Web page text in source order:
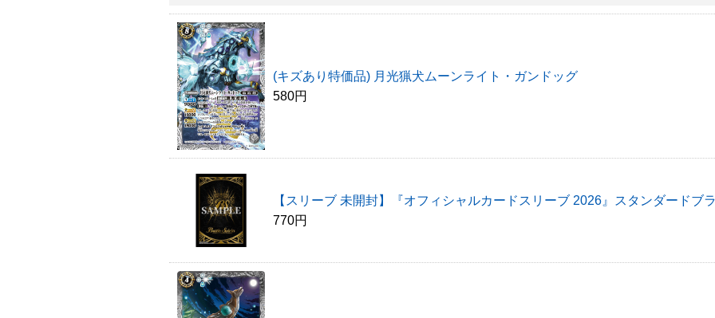
(キズあり特価品) 月光猟犬ムーンライト・ガンドッグ
580円
【スリーブ 未開封】『オフィシャルカードスリーブ 2026』スタンダードブ
770円